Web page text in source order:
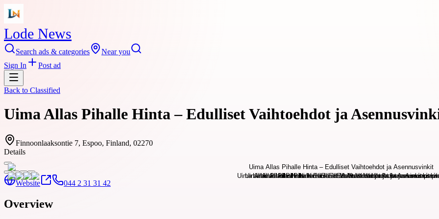
Lode News
Search ads & categories
Near you
Sign In
Post ad
Back to Classified
Uima Allas Pihalle Hinta – Edulliset Vaihtoehdot ja
Finnoonlaaksontie 7, Espoo, Finland, 02270
Details
Website 044 2 31 31 42
Overview